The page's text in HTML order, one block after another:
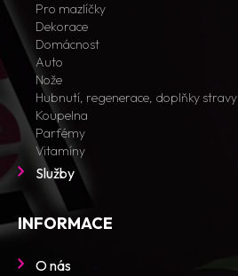
Pro mazlíčky
Dekorace
Domácnost
Auto
Nože
Hubnutí, regenerace, doplňky stravy
Koupelna
Parfémy
Vitamíny
Služby
INFORMACE
O nás